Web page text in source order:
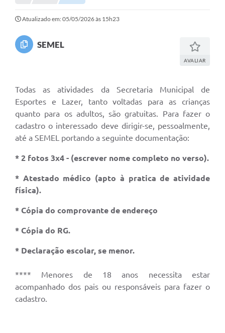
Atualizado em: 05/05/2026 às 15h23
SEMEL
AVALIAR
Todas as atividades da Secretaria Municipal de
Esportes e Lazer, tanto voltadas para as crianças
quanto para os adultos, são gratuitas. Para fazer o
cadastro o interessado deve dirigir-se, pessoalmente,
até a SEMEL portando a seguinte documentação:
* 2 fotos 3x4 - (escrever nome completo no verso).
* Atestado médico (apto à pratica de atividade
física).
* Cópia do comprovante de endereço
* Cópia do RG.
* Declaração escolar, se menor.
**** Menores de 18 anos necessita estar
acompanhado dos pais ou responsáveis para fazer o
cadastro.